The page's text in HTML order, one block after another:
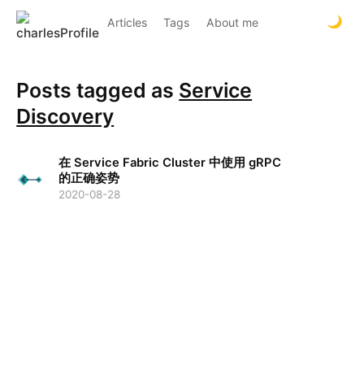
Articles Tags About me
Posts tagged as Service
Discovery
在 Service Fabric Cluster 中使用 gRPC
的正确姿势
2020-08-28